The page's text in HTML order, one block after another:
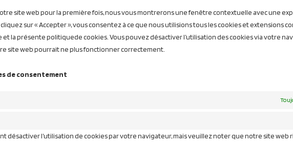
site web pour la première fois, nous vous montrerons une fenêtre contextuelle avec une
sur « Accepter », vous consentez à ce que nous utilisions tous les cookies et extensions
la présente politiquede cookies. Vous pouvez désactiver l’utilisation des cookies via votre
site web pourrait ne plus fonctionner correctement.
de consentement
désactiver l’utilisation de cookies par votre navigateur, mais veuillez noter que notre site web